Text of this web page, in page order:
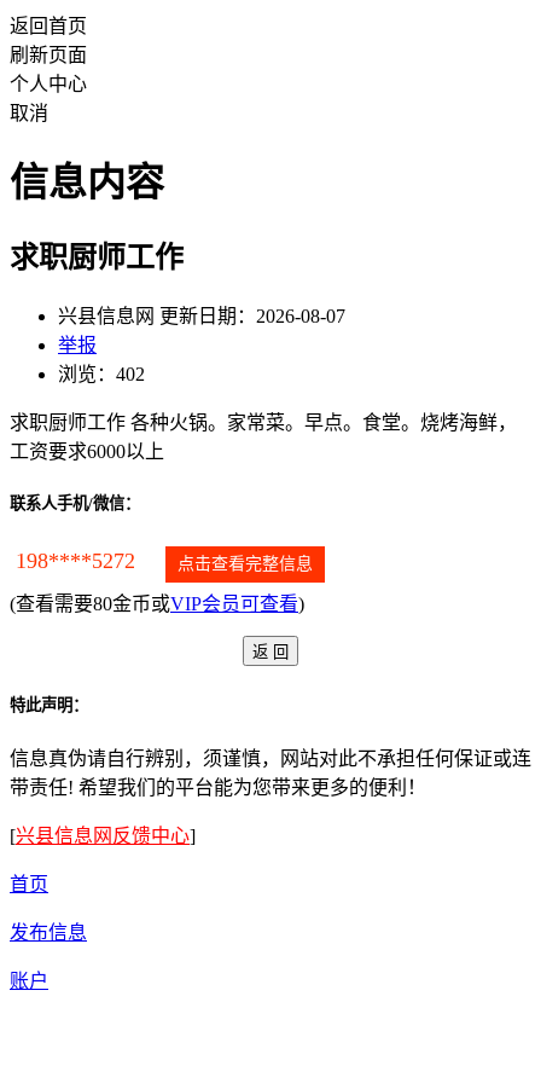
返回首页
刷新页面
个人中心
取消
信息内容
求职厨师工作
兴县信息网 更新日期：2026-08-07
举报
浏览：402
求职厨师工作 各种火锅。家常菜。早点。食堂。烧烤海鲜，
工资要求6000以上
联系人手机/微信：
198****5272 点击查看完整信息
(查看需要80金币或VIP会员可查看)
特此声明：
信息真伪请自行辨别，须谨慎，网站对此不承担任何保证或连
带责任! 希望我们的平台能为您带来更多的便利！
[兴县信息网反馈中心]
首页
发布信息
账户